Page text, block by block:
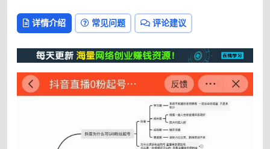
详情介绍 常见问题 评论建议